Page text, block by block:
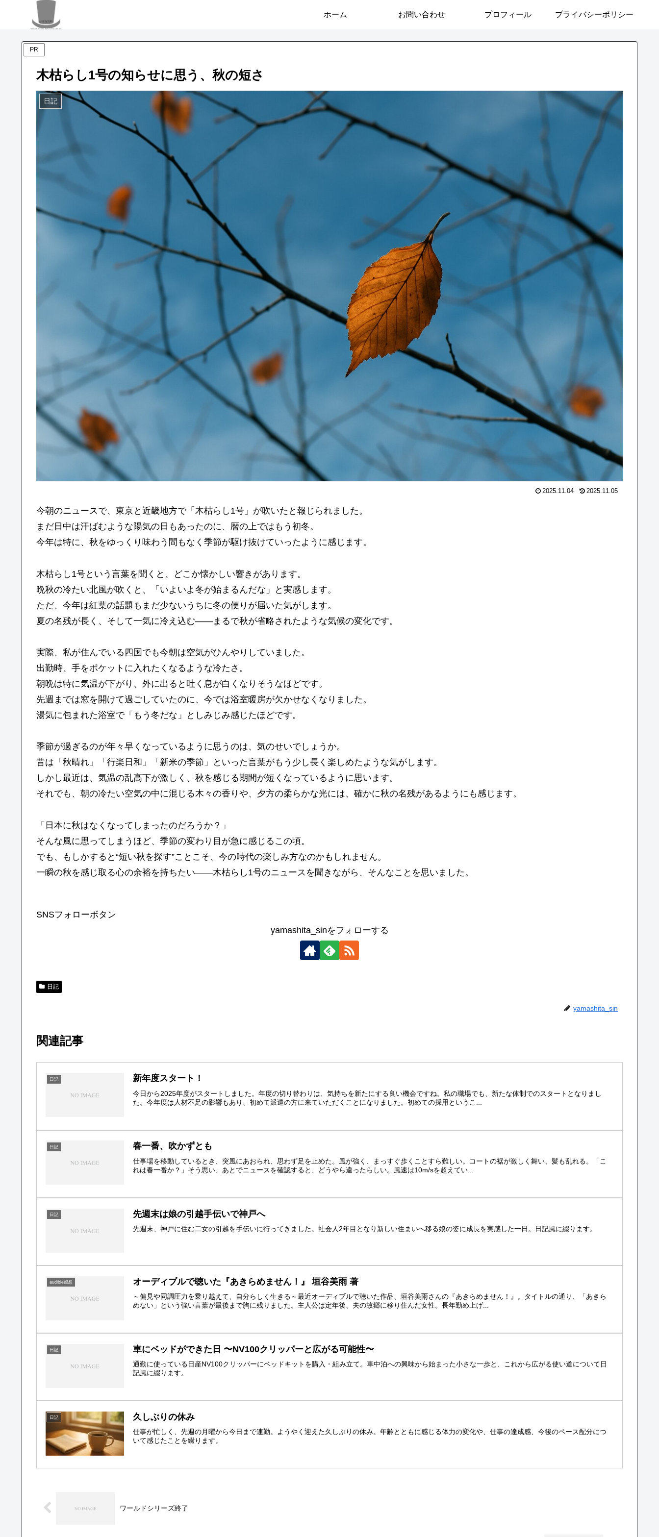
ホーム お問い合わせ プロフィール プライバシーポリシー
PR
木枯らし1号の知らせに思う、秋の短さ
日記
2025.11.04 2025.11.05
今朝のニュースで、東京と近畿地方で「木枯らし1号」が吹いたと報じられました。
まだ日中は汗ばむような陽気の日もあったのに、暦の上ではもう初冬。
今年は特に、秋をゆっくり味わう間もなく季節が駆け抜けていったように感じます。
木枯らし1号という言葉を聞くと、どこか懐かしい響きがあります。
晩秋の冷たい北風が吹くと、「いよいよ冬が始まるんだな」と実感します。
ただ、今年は紅葉の話題もまだ少ないうちに冬の便りが届いた気がします。
夏の名残が長く、そして一気に冷え込む――まるで秋が省略されたような気候の変化です。
実際、私が住んでいる四国でも今朝は空気がひんやりしていました。
出勤時、手をポケットに入れたくなるような冷たさ。
朝晩は特に気温が下がり、外に出ると吐く息が白くなりそうなほどです。
先週までは窓を開けて過ごしていたのに、今では浴室暖房が欠かせなくなりました。
湯気に包まれた浴室で「もう冬だな」としみじみ感じたほどです。
季節が過ぎるのが年々早くなっているように思うのは、気のせいでしょうか。
昔は「秋晴れ」「行楽日和」「新米の季節」といった言葉がもう少し長く楽しめたような気がします。
しかし最近は、気温の乱高下が激しく、秋を感じる期間が短くなっているように思います。
それでも、朝の冷たい空気の中に混じる木々の香りや、夕方の柔らかな光には、確かに秋の名残があるようにも感じます。
「日本に秋はなくなってしまったのだろうか？」
そんな風に思ってしまうほど、季節の変わり目が急に感じるこの頃。
でも、もしかすると“短い秋を探す”ことこそ、今の時代の楽しみ方なのかもしれません。
一瞬の秋を感じ取る心の余裕を持ちたい――木枯らし1号のニュースを聞きながら、そんなことを思いました。
SNSフォローボタン
yamashita_sinをフォローする
日記
yamashita_sin
関連記事
日記 新年度スタート！
今日から2025年度がスタートしました。年度の切り替わりは、気持ちを新たにする良い機会ですね。私の職場でも、新たな体制でのスタートとなりまし
た。今年度は人材不足の影響もあり、初めて派遣の方に来ていただくことになりました。初めての採用というこ...
日記 春一番、吹かずとも
仕事場を移動しているとき、突風にあおられ、思わず足を止めた。風が強く、まっすぐ歩くことすら難しい。コートの裾が激しく舞い、髪も乱れる。「こ
れは春一番か？」そう思い、あとでニュースを確認すると、どうやら違ったらしい。風速は10m/sを超えてい...
日記 先週末は娘の引越手伝いで神戸へ
先週末、神戸に住む二女の引越を手伝いに行ってきました。社会人2年目となり新しい住まいへ移る娘の姿に成長を実感した一日。日記風に綴ります。
audible感想 オーディブルで聴いた『あきらめません！』 垣谷美雨 著
～偏見や同調圧力を乗り越えて、自分らしく生きる～最近オーディブルで聴いた作品、垣谷美雨さんの『あきらめません！』。タイトルの通り、「あきら
めない」という強い言葉が最後まで胸に残りました。主人公は定年後、夫の故郷に移り住んだ女性。長年勤め上げ...
日記 車にベッドができた日 〜NV100クリッパーと広がる可能性〜
通勤に使っている日産NV100クリッパーにベッドキットを購入・組み立て。車中泊への興味から始まった小さな一歩と、これから広がる使い道について日
記風に綴ります。
日記 久しぶりの休み
仕事が忙しく、先週の月曜から今日まで連勤。ようやく迎えた久しぶりの休み。年齢とともに感じる体力の変化や、仕事の達成感、今後のペース配分につ
いて感じたことを綴ります。
ワールドシリーズ終了